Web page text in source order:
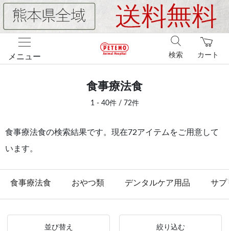
メニュー カート
検索
食事療法食
1 - 40件 / 72件
食事療法食の検索結果です。現在72アイテムをご用意して
います。
食事療法食 おやつ類 デンタルケア用品 サプ
並び替え 絞り込む